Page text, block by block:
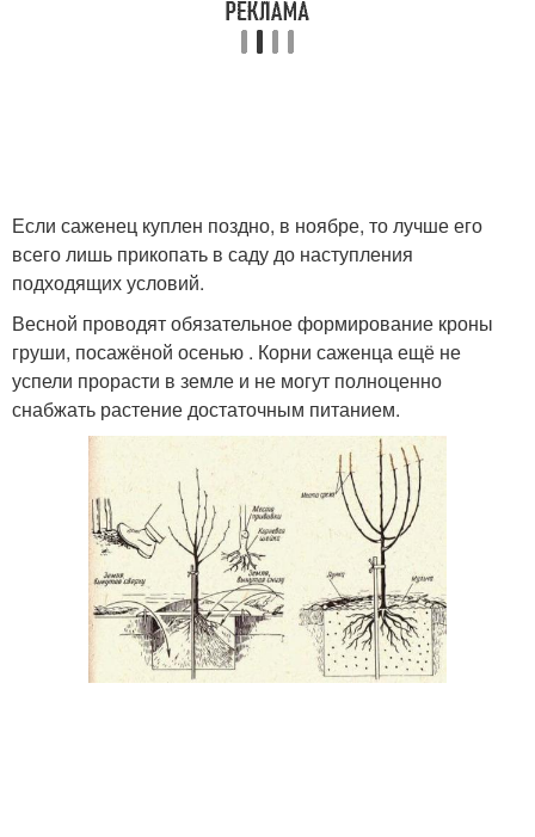
Если саженец куплен поздно, в ноябре, то лучше его
всего лишь прикопать в саду до наступления
подходящих условий.
Весной проводят обязательное формирование кроны
груши, посажёной осенью . Корни саженца ещё не
успели прорасти в земле и не могут полноценно
снабжать растение достаточным питанием.